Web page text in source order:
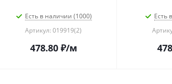
Есть в наличии (1000)
Артикул: 019919(2)
478.80₽/м
Есть